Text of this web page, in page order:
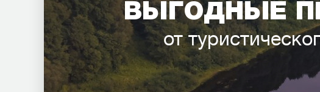
ВЫГОДНЫЕ
от